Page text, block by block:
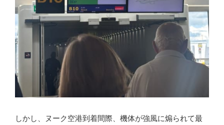
しかし、ヌーク空港到着間際、機体が強風に煽られて最